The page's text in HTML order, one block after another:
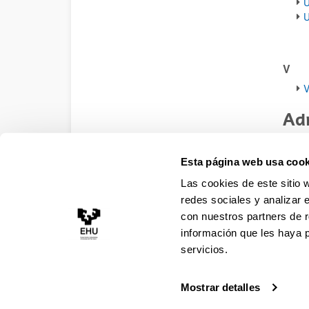
Esta página web usa
Las cookies de este sitio
redes sociales y analizar
con nuestros partners de
información que les haya
servicios.
Mostrar detalles
V
-
-Ana
-